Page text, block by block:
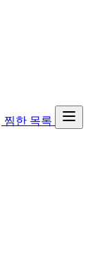
찜한 목록